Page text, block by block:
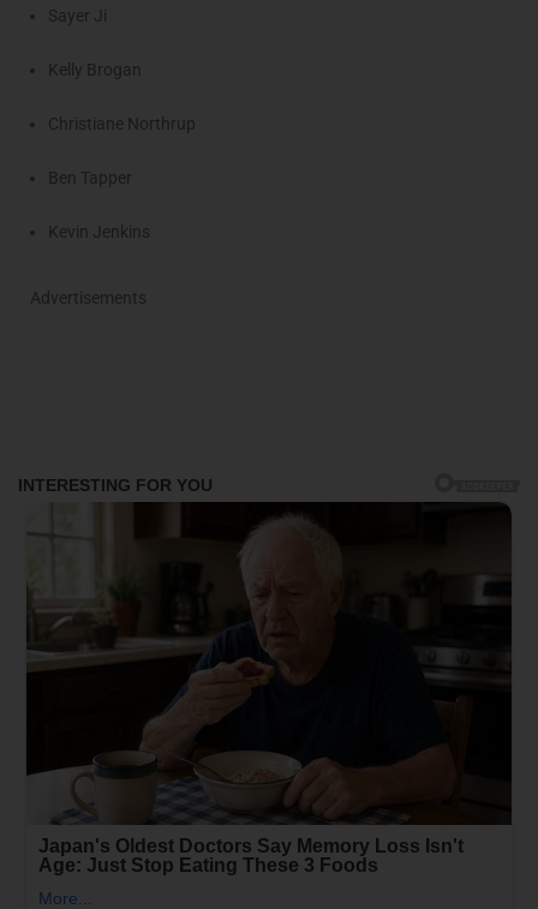
Sayer Ji
Kelly Brogan
Christiane Northrup
Ben Tapper
Kevin Jenkins
Advertisements